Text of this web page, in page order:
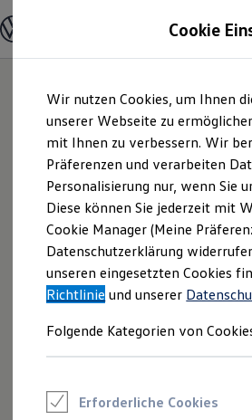
Hauptinhalt
springen
Footer
springen
Modelle und Konfigurator
Modelle vergleichen
Elektroautos
ENERGY Sondermodelle
Nutzfahrzeuge
SUV und CUV
Familienautos
Kombis
Kompaktwagen
Sportwagen
Schnell verfügbare Fahrzeuge
Angebote und Produkte
Aktuelle Angebote
E-Auto-Förderung
Volkswagen Marktplatz
Junge Gebrauchtwagen und
Saisonangebote
Cookie
Wir nutzen Cookies, um Ihnen
unserer Webseite zu
mit Ihnen zu verbessern. Wir
Präferenzen und verarbeiten
Personalisierung nur, wenn Sie
Diese können Sie jederzeit mit
Cookie Manager (Meine
Datenschutzerklärung
unseren eingesetzten Cookies
Richtlinie und unserer
Folgende Kategorien von
Erforderliche Cookies